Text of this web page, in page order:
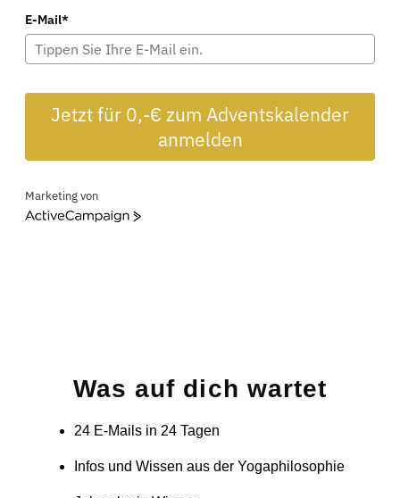
E-Mail*
Jetzt für 0,-€ zum Adventskalender
anmelden
Marketing von
ActiveCampaign
Was auf dich wartet
24 E-Mails in 24 Tagen
Infos und Wissen aus der Yogaphilosophie